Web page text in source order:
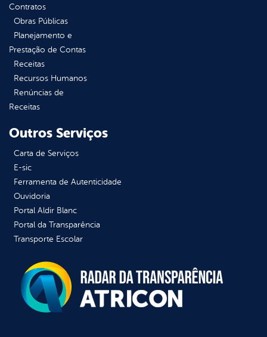
Contratos
Obras Públicas
Planejamento e
Prestação de Contas
Receitas
Recursos Humanos
Renúncias de
Receitas
Outros Serviços
Carta de Serviços
E-sic
Ferramenta de Autenticidade
Ouvidoria
Portal Aldir Blanc
Portal da Transparência
Transporte Escolar